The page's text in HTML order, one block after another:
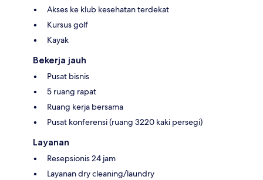
Akses ke klub kesehatan terdekat
Kursus golf
Kayak
Bekerja jauh
Pusat bisnis
5 ruang rapat
Ruang kerja bersama
Pusat konferensi (ruang 3220 kaki persegi)
Layanan
Resepsionis 24 jam
Layanan dry cleaning/laundry